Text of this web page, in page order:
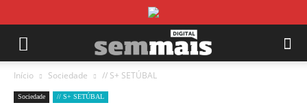
Início Sociedade // S+ SETÚBAL
Sociedade // S+ SETÚBAL